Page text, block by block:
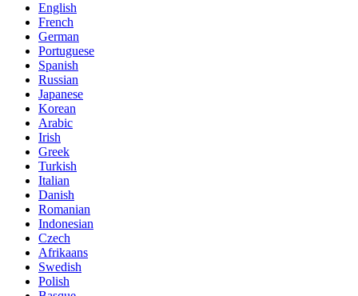
English
French
German
Portuguese
Spanish
Russian
Japanese
Korean
Arabic
Irish
Greek
Turkish
Italian
Danish
Romanian
Indonesian
Czech
Afrikaans
Swedish
Polish